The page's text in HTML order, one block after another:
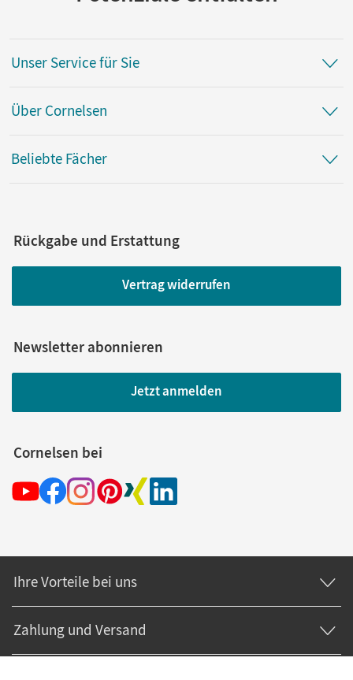
Unser Service für Sie
Über Cornelsen
Beliebte Fächer
Rückgabe und Erstattung
Vertrag widerrufen
Newsletter abonnieren
Jetzt anmelden
Cornelsen bei
Ihre Vorteile bei uns
Zahlung und Versand